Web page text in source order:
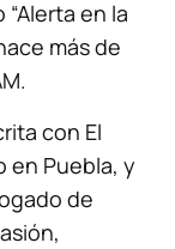
en la
más de
con El
en Puebla, y
de